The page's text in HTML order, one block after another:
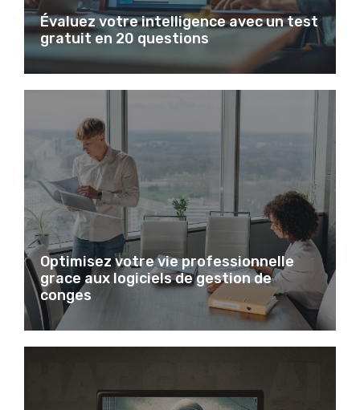
Évaluez votre intelligence avec un test
gratuit en 20 questions
Optimisez votre vie professionnelle
grace aux logiciels de gestion de
conges